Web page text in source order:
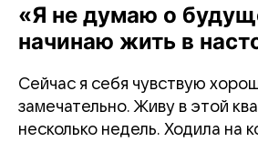
«Я не думаю о
начинаю жить в
Сейчас я себя чувствую
замечательно. Живу в этой
несколько недель. Ходила на